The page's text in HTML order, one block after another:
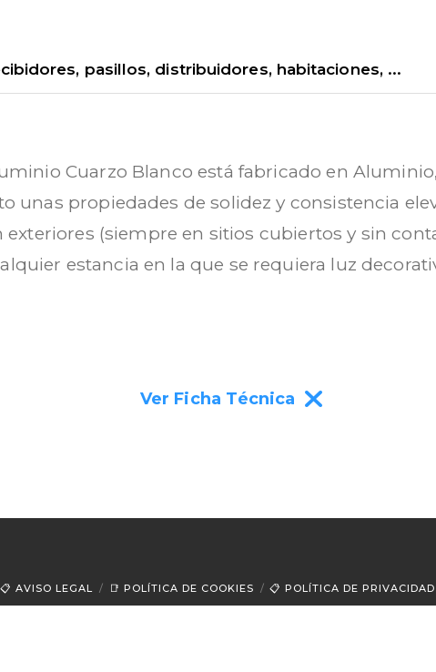
pasillos, distribuidores, habitaciones, ...
Cuarzo Blanco está fabricado en
unas propiedades de solidez y consistencia
(siempre en sitios cubiertos y sin
estancia en la que se requiera luz
Ver Ficha Técnica
📋 AVISO LEGAL 📑 POLÍTICA DE COOKIES 📋 POLÍTICA DE PRIVACIDAD